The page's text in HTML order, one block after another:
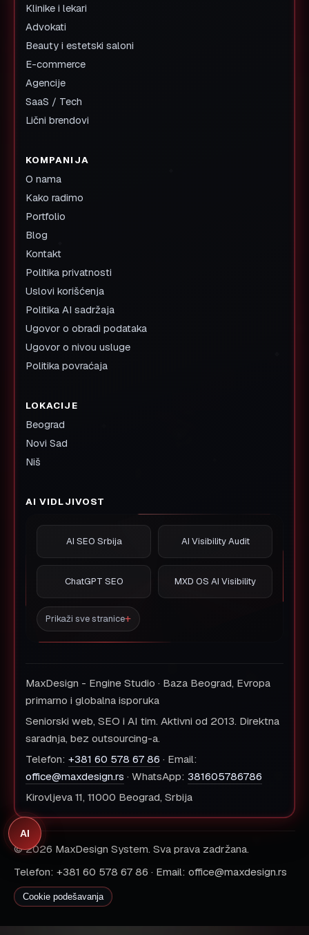
Klinike i lekari
Advokati
Beauty i estetski saloni
E-commerce
Agencije
SaaS / Tech
Lični brendovi
KOMPANIJA
O nama
Kako radimo
Portfolio
Blog
Kontakt
Politika privatnosti
Uslovi korišćenja
Politika AI sadržaja
Ugovor o obradi podataka
Ugovor o nivou usluge
Politika povraćaja
LOKACIJE
Beograd
Novi Sad
Niš
AI VIDLJIVOST
AI SEO Srbija AI Visibility Audit
ChatGPT SEO MXD OS AI Visibility
Prikaži sve stranice
MaxDesign - Engine Studio · Baza Beograd, Evropa
primarno i globalna isporuka
Seniorski web, SEO i AI tim. Aktivni od 2013. Direktna
saradnja, bez outsourcing-a.
Telefon: +381 60 578 67 86 · Email:
office@maxdesign.rs · WhatsApp: 381605786786
Kirovljeva 11, 11000 Beograd, Srbija
© 2026 MaxDesign System. Sva prava zadržana.
Telefon: +381 60 578 67 86 · Email: office@maxdesign.rs
Cookie podešavanja
AI